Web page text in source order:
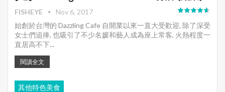
FISHEYE
Nov 6, 2017
始創於台灣的 Dazzling Cafe 自開業以來一直大受歡迎, 除了深受
女士們追捧, 也吸引了不少名媛和藝人成為座上常客, 火熱程度一
直居高不下...
閱讀全文
其他特色美食